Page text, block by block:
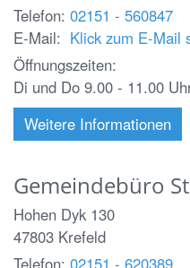
Telefon: 02151 - 560847
E-Mail: Klick zum E-Mail
Öffnungszeiten:
Di und Do 9.00 - 11.00
Weitere Informationen
Gemeindebüro
Hohen Dyk 130
47803 Krefeld
Telefon: 02151 - 620389